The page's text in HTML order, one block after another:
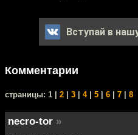
Вступай в
Комментарии
cтраницы: 1 | 2 3 4| 5 6 7 8
necro-tor »